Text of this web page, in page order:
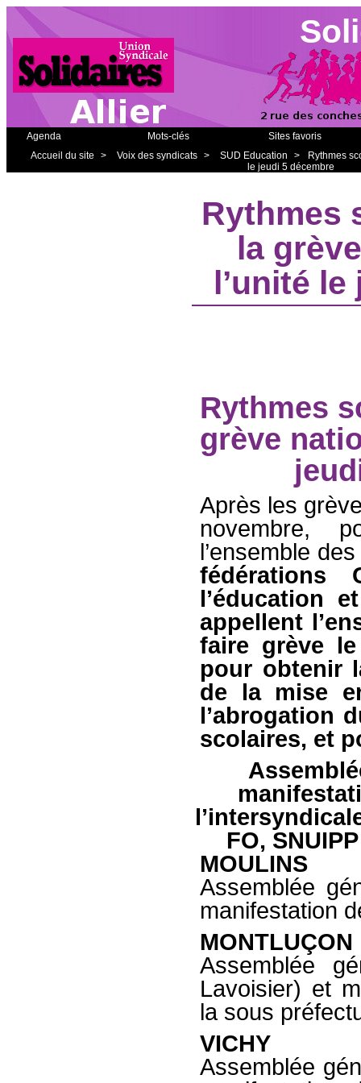
Agenda Mots-clés
Sites favoris
Accueil du site
> Voix des syndicats > SUD Education >
Rythmes
le jeudi 5 décembre
Rythmes
la
l’unité
Rythmes
grève
Après les
novembre,
l’ensemble
l’éducation
appellent
faire grève
pour obtenir
de la mise
l’abrogation
scolaires, et
FO,
MOULINS
Assemblée
manifestation
MONTLUÇON
Assemblée
Lavoisier) et
la sous
VICHY
Assemblée